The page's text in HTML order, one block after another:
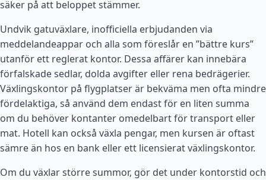
säker på att beloppet stämmer.
Undvik gatuväxlare, inofficiella erbjudanden via
meddelandeappar och alla som föreslår en ”bättre kurs”
utanför ett reglerat kontor. Dessa affärer kan innebära
förfalskade sedlar, dolda avgifter eller rena bedrägerier.
Växlingskontor på flygplatser är bekväma men ofta mindre
fördelaktiga, så använd dem endast för en liten summa
om du behöver kontanter omedelbart för transport eller
mat. Hotell kan också växla pengar, men kursen är oftast
sämre än hos en bank eller ett licensierat växlingskontor.
Om du växlar större summor, gör det under kontorstid och